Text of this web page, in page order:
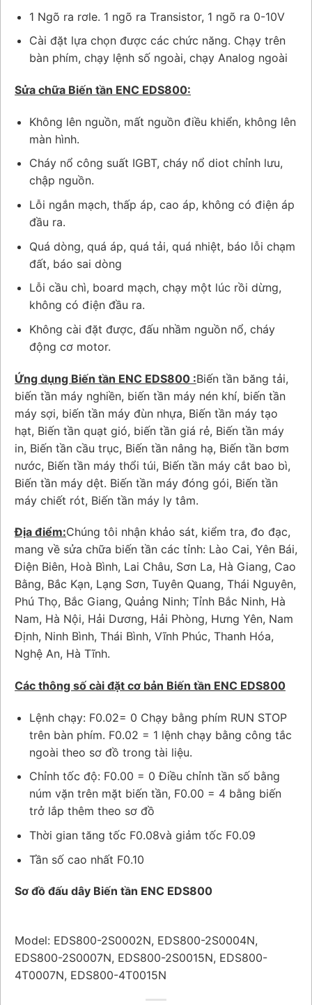
1 Ngõ ra rơle. 1 ngõ ra Transistor, 1 ngõ ra 0-10V
Cài đặt lựa chọn được các chức năng. Chạy trên
bàn phím, chạy lệnh số ngoài, chạy Analog ngoài
Sửa chữa Biến tần ENC EDS800:
Không lên nguồn, mất nguồn điều khiển, không lên
màn hình.
Cháy nổ công suất IGBT, cháy nổ diot chỉnh lưu,
chập nguồn.
Lỗi ngắn mạch, thấp áp, cao áp, không có điện áp
đầu ra.
Quá dòng, quá áp, quá tải, quá nhiệt, báo lỗi chạm
đất, báo sai dòng
Lỗi cầu chì, board mạch, chạy một lúc rồi dừng,
không có điện đầu ra.
Không cài đặt được, đấu nhầm nguồn nổ, cháy
động cơ motor.
Ứng dụng Biến tần ENC EDS800 :Biến tần băng tải,
biến tần máy nghiền, biến tần máy nén khí, biến tần
máy sợi, biến tần máy đùn nhựa, Biến tần máy tạo
hạt, Biến tần quạt gió, biến tần giá rẻ, Biến tần máy
in, Biến tần cầu trục, Biến tần nâng hạ, Biến tần bơm
nước, Biến tần máy thổi túi, Biến tần máy cắt bao bì,
Biến tần máy dệt. Biến tần máy đóng gói, Biến tần
máy chiết rót, Biến tần máy ly tâm.
Địa điểm:Chúng tôi nhận khảo sát, kiểm tra, đo đạc,
mang về sửa chữa biến tần các tỉnh: Lào Cai, Yên Bái,
Điện Biên, Hoà Bình, Lai Châu, Sơn La, Hà Giang, Cao
Bằng, Bắc Kạn, Lạng Sơn, Tuyên Quang, Thái Nguyên,
Phú Thọ, Bắc Giang, Quảng Ninh; Tỉnh Bắc Ninh, Hà
Nam, Hà Nội, Hải Dương, Hải Phòng, Hưng Yên, Nam
Định, Ninh Bình, Thái Bình, Vĩnh Phúc, Thanh Hóa,
Nghệ An, Hà Tĩnh.
Các thông số cài đặt cơ bản Biến tần ENC EDS800
Lệnh chạy: F0.02= 0 Chạy bằng phím RUN STOP
trên bàn phím. F0.02 = 1 lệnh chạy bằng công tắc
ngoài theo sơ đồ trong tài liệu.
Chỉnh tốc độ: F0.00 = 0 Điều chỉnh tần số bằng
núm vặn trên mặt biến tần, F0.00 = 4 bằng biến
trở lắp thêm theo sơ đồ
Thời gian tăng tốc F0.08và giảm tốc F0.09
Tần số cao nhất F0.10
Sơ đồ đấu dây Biến tần ENC EDS800
Model: EDS800-2S0002N, EDS800-2S0004N,
EDS800-2S0007N, EDS800-2S0015N, EDS800-
4T0007N, EDS800-4T0015N